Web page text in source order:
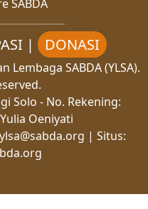
SABDA
| DONASI
Lembaga SABDA (YLSA).
Solo - No. Rekening:
Oeniyati
ylsa@sabda.org | Situs: